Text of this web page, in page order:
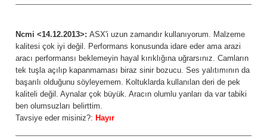
Ncmi <14.12.2013>: ASX'i uzun zamandır kullanıyorum. Malzeme
kalitesi çok iyi değil. Performans konusunda idare eder ama arazi
aracı performansı beklemeyin hayal kırıklığına uğrarsınız. Camların
tek tuşla açılıp kapanmaması biraz sinir bozucu. Ses yalıtımının da
başarılı olduğunu söyleyemem. Koltuklarda kullanılan deri de pek
kaliteli değil. Aynalar çok büyük. Aracın olumlu yanları da var tabiki
ben olumsuzları belirttim.
Tavsiye eder misiniz?: Hayır